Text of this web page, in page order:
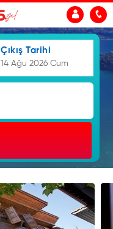
Çıkış Tarihi